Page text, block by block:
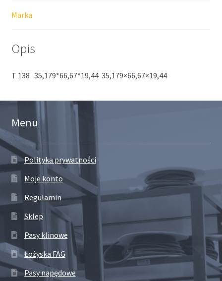
Marka
Opis
T 138 35,179*66,67*19,44 35,179×66,67×19,44
Menu
Polityka prywatności
Moje konto
Regulamin
Sklep
Pasy klinowe
Łożyska FAG
Pasy napędowe